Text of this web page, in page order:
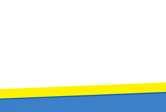
นรู้สุขศึกษาและพลศึกษา การมอบรางวัลนักเรียนที่เข้าร่วม
นเสริมเพื่อเตรียมความพร้อมด้านการสอบคัดเลือกบุคคลเข้